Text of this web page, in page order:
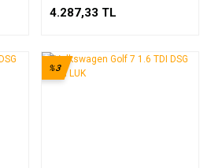
4.287,33 TL
%3